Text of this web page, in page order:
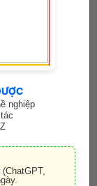
học về trí
nghiệp
(ChatGPT,